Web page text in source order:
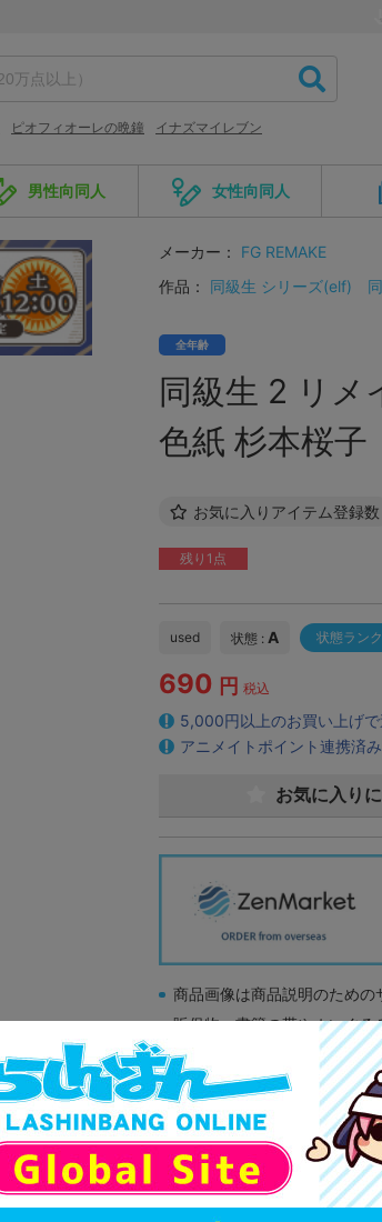
ピオフィオーレの晩鐘 イナズマイレブン
男性向同人 女性向同人
メーカー：
FG REMAKE
作品：
同級生 シリーズ(elf)
全年齢
同級生 2 リメ
色紙 杉本桜子
お気に入りアイテム登録数
残り1点
used 状態 : A 状態ラン
690 円 税込
5,000円以上のお買い上げで
アニメイトポイント連携済み
お気に入り
商品画像は商品説明のための
販促物、書籍の帯やぬいぐる
商品名や備考欄に特別な記載
「電池」は原則として保証対
ゲーム機本体には、SDカー
ディスク類の読み取り面のキ
す。
※詳細につきましてはコチラ